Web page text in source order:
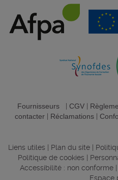
Fournisseurs| CGV|
contacter| Réclamations|
Liens utiles Plan du site
Politique de cookies
Accessibilité : non conforme|
Espace